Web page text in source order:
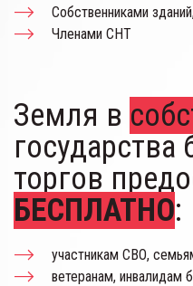
Собственниками
Членами СНТ
Земля в
государства
БЕСПЛАТНО:
участникам СВО,
ветеранам, инвалидам